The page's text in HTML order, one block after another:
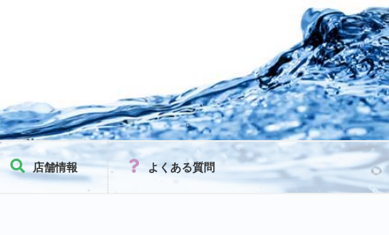
店舗情報 よくある質問